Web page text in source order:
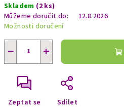
cena:
Skladem (2 ks)
Můžeme doručit do:
12.8.2026
Možnosti doručení
+
−
Zeptat se Sdílet